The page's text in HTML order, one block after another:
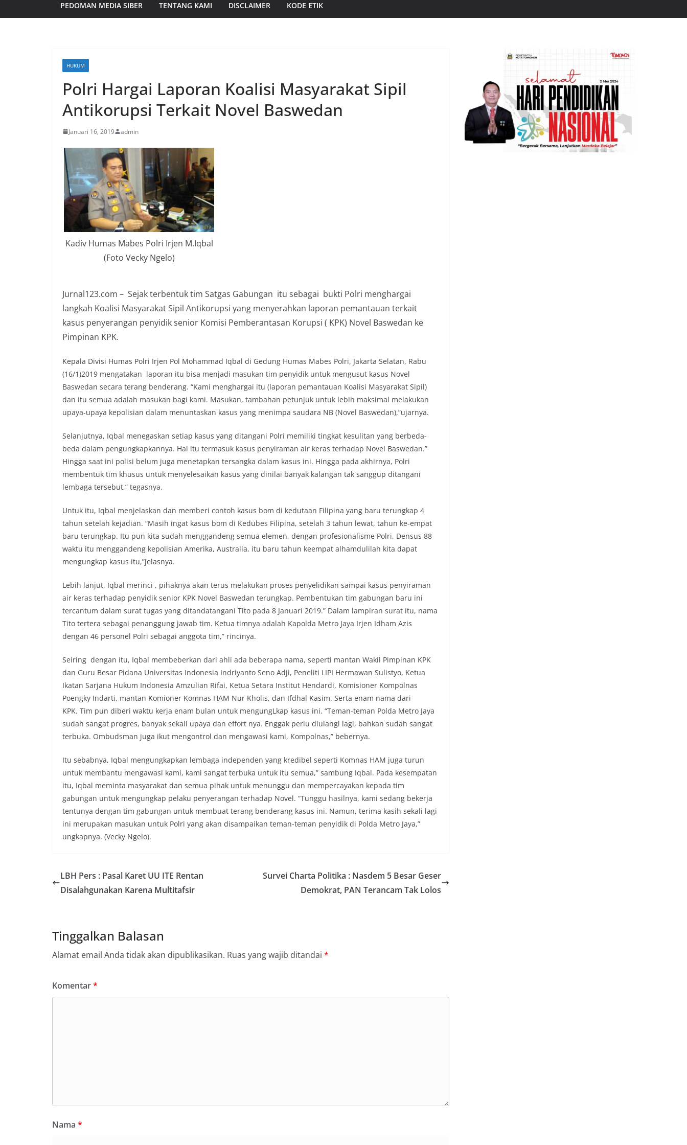
PEDOMAN MEDIA SIBER TENTANG KAMI DISCLAIMER KODE ETIK
HUKUM
Polri Hargai Laporan Koalisi Masyarakat Sipil
Antikorupsi Terkait Novel Baswedan
Januari 16, 2019 admin
Kadiv Humas Mabes Polri Irjen M.Iqbal
(Foto Vecky Ngelo)
Jurnal123.com – Sejak terbentuk tim Satgas Gabungan itu sebagai bukti Polri menghargai
langkah Koalisi Masyarakat Sipil Antikorupsi yang menyerahkan laporan pemantauan terkait
kasus penyerangan penyidik senior Komisi Pemberantasan Korupsi ( KPK) Novel Baswedan ke
Pimpinan KPK.
Kepala Divisi Humas Polri Irjen Pol Mohammad Iqbal di Gedung Humas Mabes Polri, Jakarta Selatan, Rabu
(16/1)2019 mengatakan laporan itu bisa menjadi masukan tim penyidik untuk mengusut kasus Novel
Baswedan secara terang benderang. “Kami menghargai itu (laporan pemantauan Koalisi Masyarakat Sipil)
dan itu semua adalah masukan bagi kami. Masukan, tambahan petunjuk untuk lebih maksimal melakukan
upaya-upaya kepolisian dalam menuntaskan kasus yang menimpa saudara NB (Novel Baswedan),”ujarnya.
Selanjutnya, Iqbal menegaskan setiap kasus yang ditangani Polri memiliki tingkat kesulitan yang berbeda-
beda dalam pengungkapkannya. Hal itu termasuk kasus penyiraman air keras terhadap Novel Baswedan.”
Hingga saat ini polisi belum juga menetapkan tersangka dalam kasus ini. Hingga pada akhirnya, Polri
membentuk tim khusus untuk menyelesaikan kasus yang dinilai banyak kalangan tak sanggup ditangani
lembaga tersebut,” tegasnya.
Untuk itu, Iqbal menjelaskan dan memberi contoh kasus bom di kedutaan Filipina yang baru terungkap 4
tahun setelah kejadian. “Masih ingat kasus bom di Kedubes Filipina, setelah 3 tahun lewat, tahun ke-empat
baru terungkap. Itu pun kita sudah menggandeng semua elemen, dengan profesionalisme Polri, Densus 88
waktu itu menggandeng kepolisian Amerika, Australia, itu baru tahun keempat alhamdulilah kita dapat
mengungkap kasus itu,”jelasnya.
Lebih lanjut, Iqbal merinci , pihaknya akan terus melakukan proses penyelidikan sampai kasus penyiraman
air keras terhadap penyidik senior KPK Novel Baswedan terungkap. Pembentukan tim gabungan baru ini
tercantum dalam surat tugas yang ditandatangani Tito pada 8 Januari 2019.” Dalam lampiran surat itu, nama
Tito tertera sebagai penanggung jawab tim. Ketua timnya adalah Kapolda Metro Jaya Irjen Idham Azis
dengan 46 personel Polri sebagai anggota tim,” rincinya.
Seiring dengan itu, Iqbal membeberkan dari ahli ada beberapa nama, seperti mantan Wakil Pimpinan KPK
dan Guru Besar Pidana Universitas Indonesia Indriyanto Seno Adji, Peneliti LIPI Hermawan Sulistyo, Ketua
Ikatan Sarjana Hukum Indonesia Amzulian Rifai, Ketua Setara Institut Hendardi, Komisioner Kompolnas
Poengky Indarti, mantan Komioner Komnas HAM Nur Kholis, dan Ifdhal Kasim. Serta enam nama dari
KPK. Tim pun diberi waktu kerja enam bulan untuk mengungLkap kasus ini. “Teman-teman Polda Metro Jaya
sudah sangat progres, banyak sekali upaya dan effort nya. Enggak perlu diulangi lagi, bahkan sudah sangat
terbuka. Ombudsman juga ikut mengontrol dan mengawasi kami, Kompolnas,” bebernya.
Itu sebabnya, Iqbal mengungkapkan lembaga independen yang kredibel seperti Komnas HAM juga turun
untuk membantu mengawasi kami, kami sangat terbuka untuk itu semua,” sambung Iqbal. Pada kesempatan
itu, Iqbal meminta masyarakat dan semua pihak untuk menunggu dan mempercayakan kepada tim
gabungan untuk mengungkap pelaku penyerangan terhadap Novel. “Tunggu hasilnya, kami sedang bekerja
tentunya dengan tim gabungan untuk membuat terang benderang kasus ini. Namun, terima kasih sekali lagi
ini merupakan masukan untuk Polri yang akan disampaikan teman-teman penyidik di Polda Metro Jaya,”
ungkapnya. (Vecky Ngelo).
LBH Pers : Pasal Karet UU ITE Rentan
Disalahgunakan Karena Multitafsir
Survei Charta Politika : Nasdem 5 Besar Geser
Demokrat, PAN Terancam Tak Lolos
Tinggalkan Balasan
Alamat email Anda tidak akan dipublikasikan. Ruas yang wajib ditandai *
Komentar*
Nama *